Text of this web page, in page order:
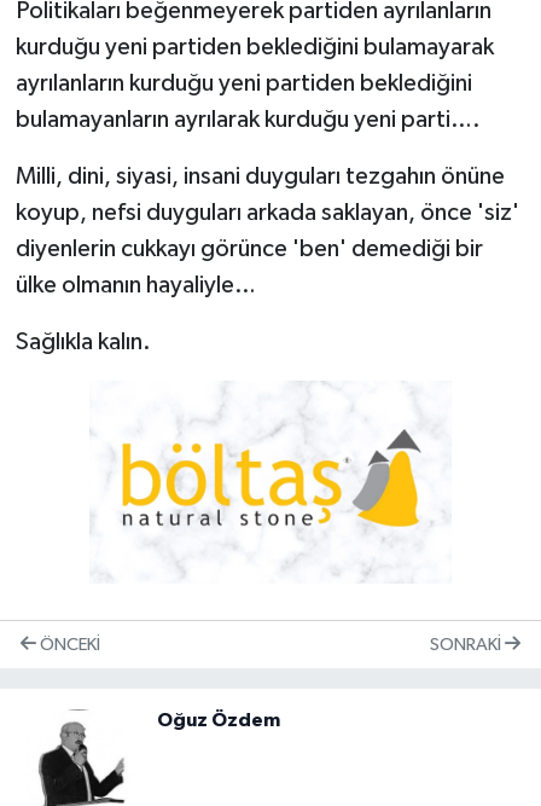
Politikaları beğenmeyerek partiden ayrılanların
kurduğu yeni partiden beklediğini bulamayarak
ayrılanların kurduğu yeni partiden beklediğini
bulamayanların ayrılarak kurduğu yeni parti….
Milli, dini, siyasi, insani duyguları tezgahın önüne
koyup, nefsi duyguları arkada saklayan, önce 'siz'
diyenlerin cukkayı görünce 'ben' demediği bir
ülke olmanın hayaliyle…
Sağlıkla kalın.
ÖNCEKI SONRAKI
Oğuz Özdem